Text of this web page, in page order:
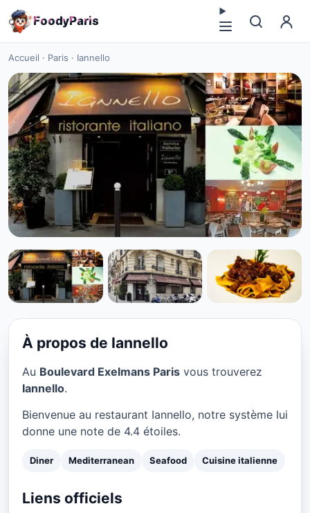
FoodyParis
Accueil · Paris · Iannello
DINER
Iannello à Paris
★ 4.4/5
À propos de Iannello
Au Boulevard Exelmans Paris vous trouverez
Iannello.
Bienvenue au restaurant Iannello, notre système lui
donne une note de 4.4 étoiles.
Diner Mediterranean Seafood Cuisine italienne
Liens officiels